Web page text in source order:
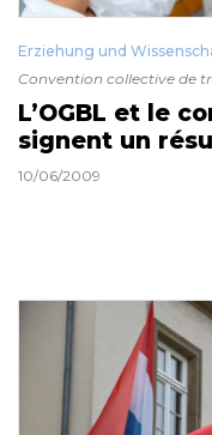
Erziehung und
Convention collective de
L’OGBL et le
signent un
10/06/2009